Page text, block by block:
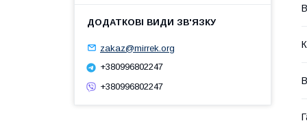
zakaz@mirrek.org
+380996802247
+380996802247